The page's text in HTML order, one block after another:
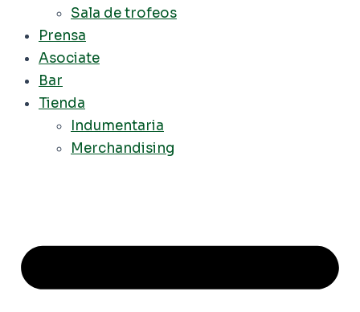
Sala de trofeos
Prensa
Asociate
Bar
Tienda
Indumentaria
Merchandising